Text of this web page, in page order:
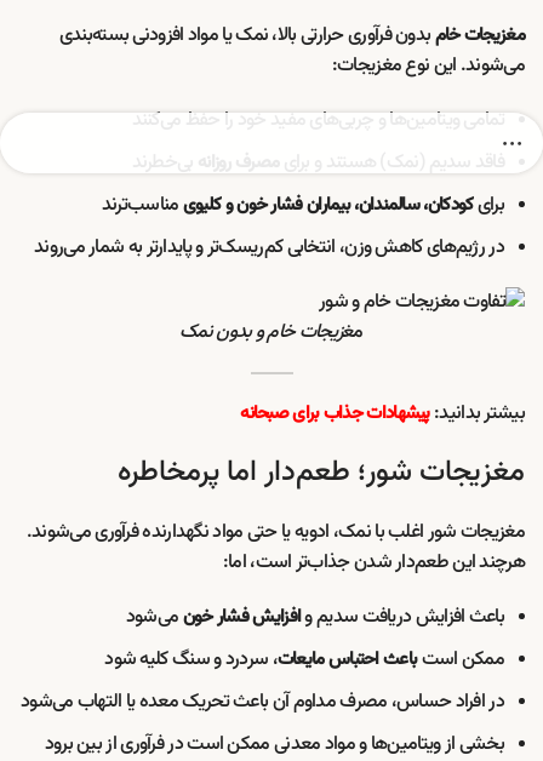
مغزیجات خامبدون فرآوری حرارتی بالا، نمک یا مواد افزودنی بسته‌بندی
می‌شوند. این نوع مغزیجات:
تمامی ویتامین‌ها و چربی‌های مفید خود را حفظ می‌کنند
برایکودکان، سالمندان، بیماران فشار خون و کلیویمناسب‌ترند
در رژیم‌های کاهش وزن، انتخابی کم‌ریسک‌تر و پایدارتر به شمار می‌روند
مغزیجات خام و بدون نمک
بیشتر بدانید:پیشهادات جذاب برای صبحانه
مغزیجات شور؛ طعم‌دار اما پرمخاطره
مغزیجات شور اغلب با نمک، ادویه یا حتی مواد نگهدارنده فرآوری می‌شوند.
هرچند این طعم‌دار شدن جذاب‌تر است، اما:
باعث افزایش دریافت سدیم وافزایش فشار خونمی‌شود
ممکن استباعث احتباس مایعات، سردرد و سنگ کلیه شود
در افراد حساس، مصرف مداوم آن باعث تحریک معده یا التهاب می‌شود
بخشی از ویتامین‌ها و مواد معدنی ممکن است در فرآوری از بین برود